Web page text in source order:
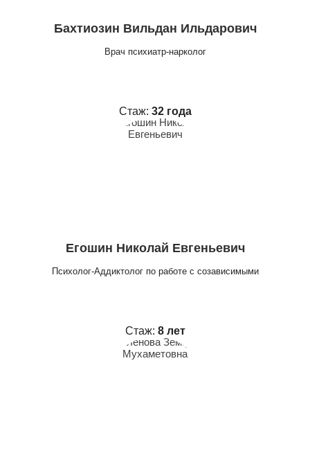
Бахтиозин Вильдан Ильдарович
Врач психиатр-нарколог
Стаж: 32 года
Егошин Николай Евгеньевич
Психолог-Аддиктолог по работе с созависимыми
Стаж: 8 лет